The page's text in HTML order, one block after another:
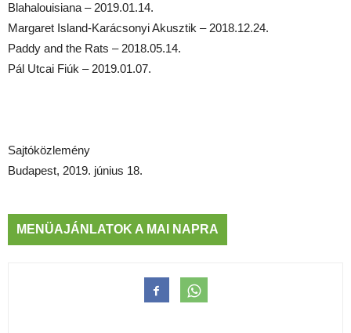
Blahalouisiana – 2019.01.14.
Margaret Island-Karácsonyi Akusztik – 2018.12.24.
Paddy and the Rats – 2018.05.14.
Pál Utcai Fiúk – 2019.01.07.
Sajtóközlemény
Budapest, 2019. június 18.
MENÜAJÁNLATOK A MAI NAPRA